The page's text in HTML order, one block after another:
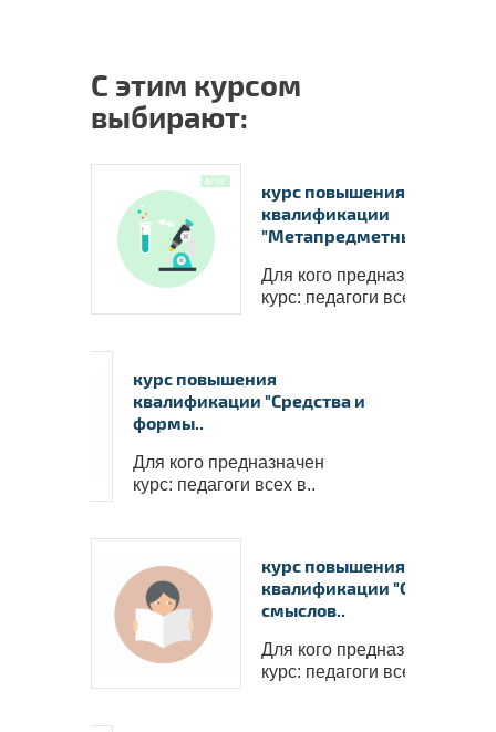
С этим курсом
выбирают:
курс повышения
квалификации
"Метапредметный у..
Для кого предназначен
курс: педагоги всех в..
курс повышения
квалификации "Средства и
формы..
Для кого предназначен
курс: педагоги всех в..
курс повышения
квалификации "Обучение
смыслов..
Для кого предназначен
курс: педагоги всех ..